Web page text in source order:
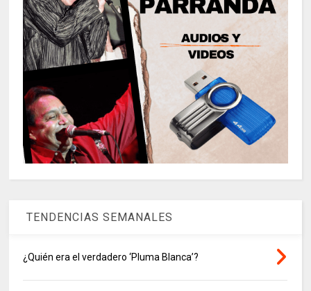
TENDENCIAS SEMANALES
¿Quién era el verdadero ‘Pluma Blanca’?